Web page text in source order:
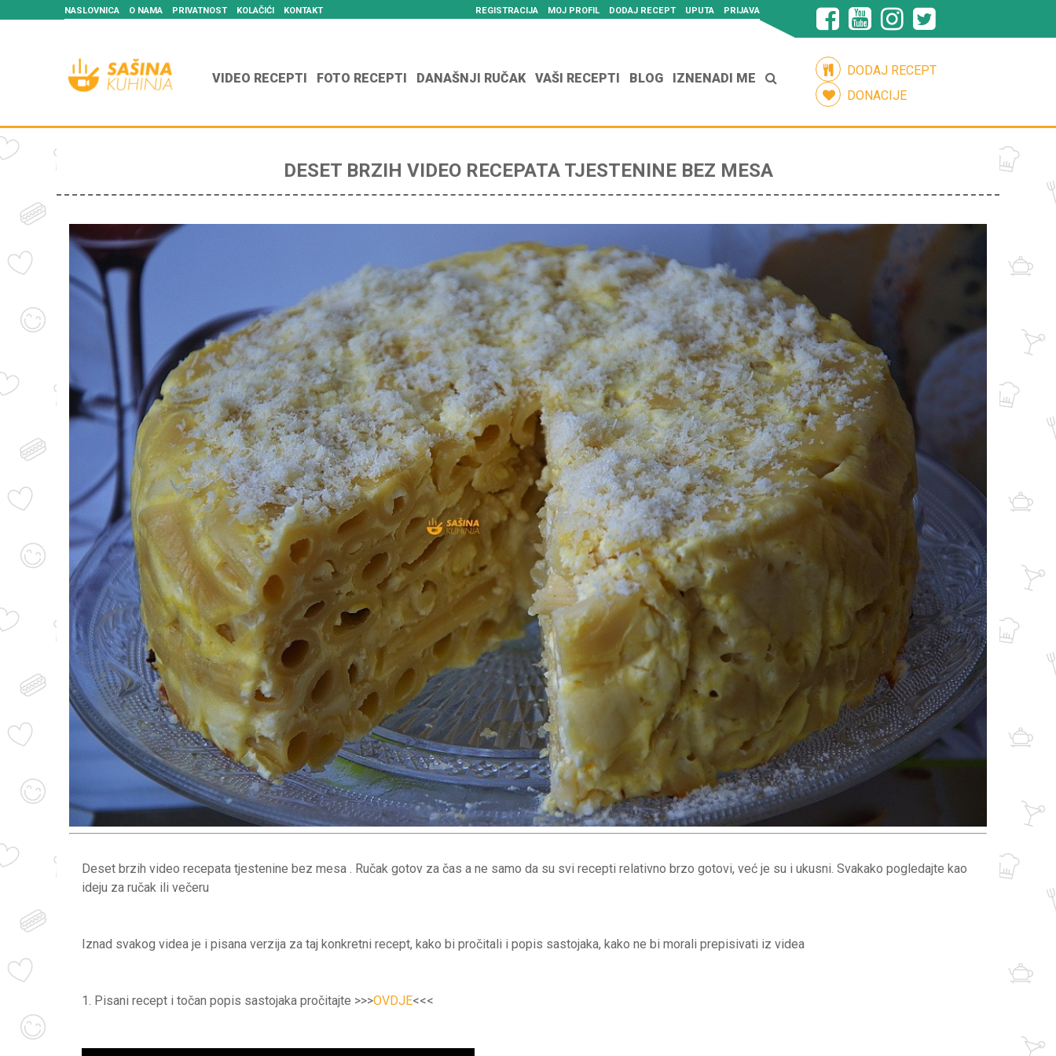
NASLOVNICA O NAMA PRIVATNOST KOLAČIĆI KONTAKT REGISTRACIJA MOJ PROFIL DODAJ RECEPT UPUTA PRIJAVA
VIDEO RECEPTI FOTO RECEPTI DANAŠNJI RUČAK VAŠI RECEPTI BLOG IZNENADI ME
DODAJ RECEPT
DONACIJE
DESET BRZIH VIDEO RECEPATA TJESTENINE BEZ MESA
Deset brzih video recepata tjestenine bez mesa . Ručak gotov za čas a ne samo da su svi recepti relativno brzo gotovi, već je su i ukusni. Svakako pogledajte kao
ideju za ručak ili večeru
Iznad svakog videa je i pisana verzija za taj konkretni recept, kako bi pročitali i popis sastojaka, kako ne bi morali prepisivati iz videa
1. Pisani recept i točan popis sastojaka pročitajte >>>OVDJE<<<